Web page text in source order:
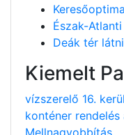
Észak-
Deák tér
Kiemelt
vízszerelő 16.
konténer
Mellnagyobbítás